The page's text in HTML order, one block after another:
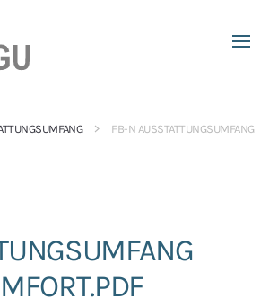
FB-N AUSSTATTUNGSUMFANG